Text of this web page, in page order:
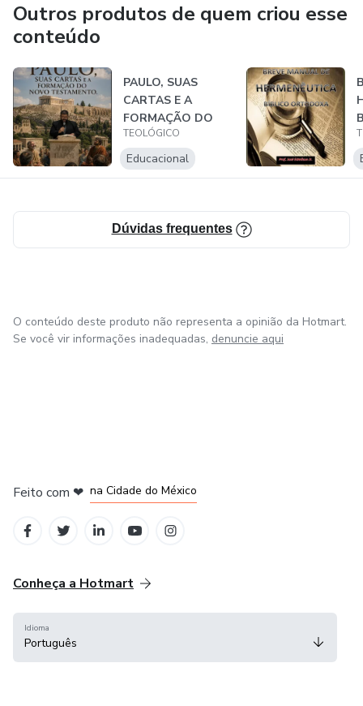
Outros produtos de quem criou esse
conteúdo
PAULO, SUAS
CARTAS E A
FORMAÇÃO DO
NOVO
TESTAMENTO.
TEOLÓGICO
Educacional
Dúvidas frequentes
O conteúdo deste produto não representa a opinião da Hotmart.
Se você vir informações inadequadas, denuncie aqui
Feito com ❤ na Cidade do México
Conheça a Hotmart
Idioma
Português